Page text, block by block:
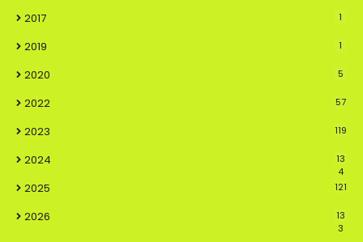
2017 1
2019 1
2020 5
2022 57
2023 119
2024
13
4
2025 121
2026
13
3